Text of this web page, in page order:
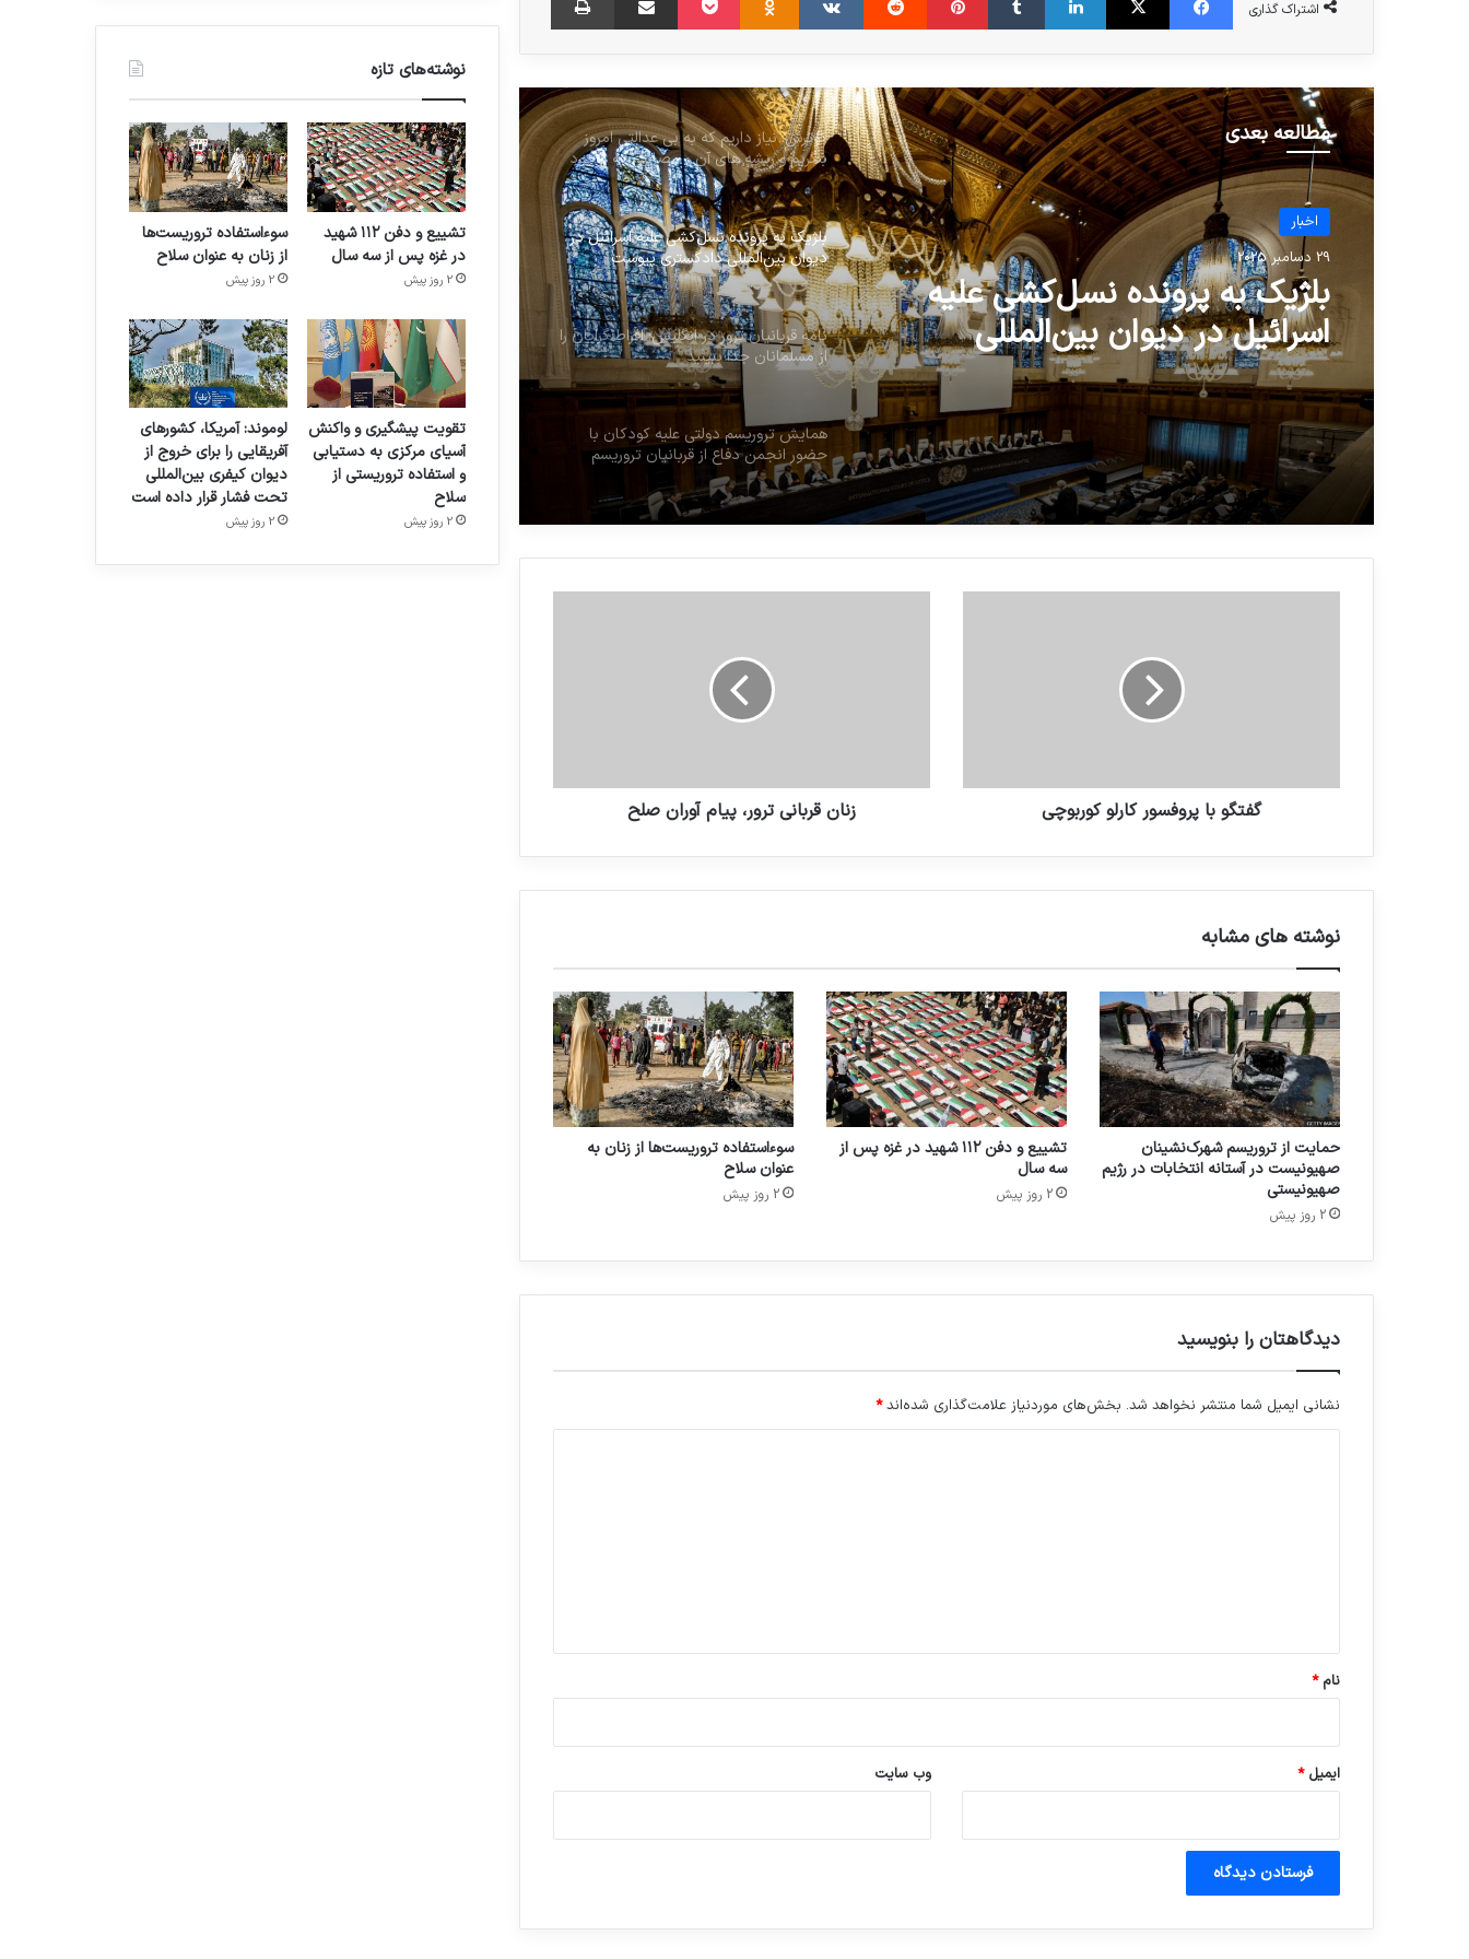
اشتراک گذاری
مطالعه بعدی
اخبار
29 دسامبر 2025
بلژیک به پرونده نسل‌کشی علیه
اسرائیل در دیوان بین‌المللی
دادگستری پیوست
اخبار
18 مارس 2024
نامه قربانیان ترور در انگلیس: افراط
گرایان را از مسلمانان جدا ببینید
بلژیک به پرونده نسل‌کشی علیه اسرائیل در
دیوان بین‌المللی دادگستری پیوست
نامه قربانیان ترور در انگلیس: افراط گرایان را
از مسلمانان جدا ببینید
همایش تروریسم دولتی علیه کودکان با
حضور انجمن دفاع از قربانیان تروریسم
افزایش اعتبار سازمان های ارائه دهنده
خدمات به قربانیان تروریسم در انگلیس
محرم چه بود؟
بنگریم و ریشه های آن و مصائبی که بوجود
می آورد را بشناسیم
نامه قربانیان ترور در انگلیس: افراط گرایان را
از مسلمانان جدا ببینید
گفتگو با پروفسور کارلو کوربوچی زنان قربانی ترور، پیام آوران صلح
نوشته های مشابه
حمایت از تروریسم شهرک‌نشینان
صهیونیست در آستانه انتخابات در رژیم
صهیونیستی
2 روز پیش
تشییع و دفن ۱۱۲ شهید در غزه پس از
سه سال
2 روز پیش
سوءاستفاده تروریست‌ها از زنان به
عنوان سلاح
2 روز پیش
دیدگاهتان را بنویسید
نشانی ایمیل شما منتشر نخواهد شد. بخش‌های موردنیاز علامت‌گذاری شده‌اند*
نام*
ایمیل* وب‌ سایت
نوشته‌های تازه
تشییع و دفن ۱۱۲ شهید
در غزه پس از سه سال
2 روز پیش
سوءاستفاده تروریست‌ها
از زنان به عنوان سلاح
2 روز پیش
تقویت پیشگیری و واکنش
آسیای مرکزی به دستیابی
و استفاده تروریستی از
سلاح
2 روز پیش
لوموند: آمریکا، کشورهای
آفریقایی را برای خروج از
دیوان کیفری بین‌المللی
تحت فشار قرار داده است
2 روز پیش